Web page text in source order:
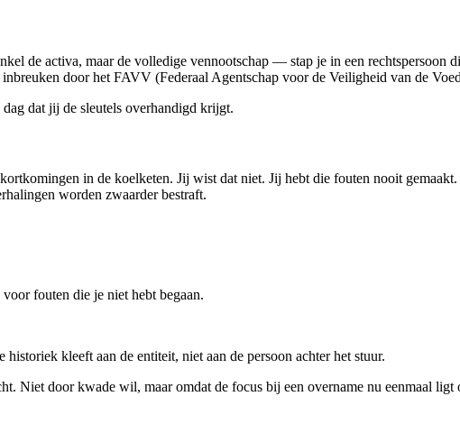
de activa, maar de volledige vennootschap — stap je in een rechtspersoon
door het FAVV (Federaal Agentschap voor de Veiligheid van de
dat jij de sleutels overhandigd krijgt.
in de koelketen. Jij wist dat niet. Jij hebt die fouten nooit
worden zwaarder bestraft.
fouten die je niet hebt begaan.
kleeft aan de entiteit, niet aan de persoon achter het stuur.
Niet door kwade wil, maar omdat de focus bij een overname nu eenmaal